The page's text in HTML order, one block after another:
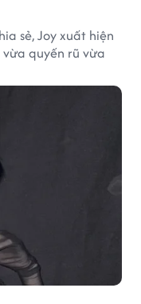
sẻ, Joy xuất hiện
quyến rũ vừa